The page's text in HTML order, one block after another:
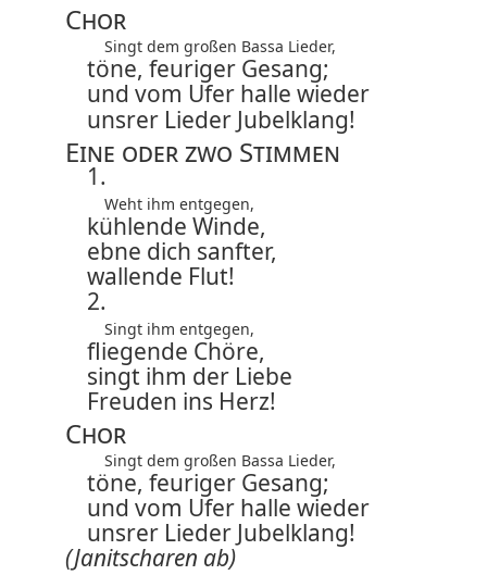
Chor
Singt dem großen Bassa Lieder,
töne, feuriger Gesang;
und vom Ufer halle wieder
unsrer Lieder Jubelklang!
Eine oder zwo Stimmen
1.
Weht ihm entgegen,
kühlende Winde,
ebne dich sanfter,
wallende Flut!
2.
Singt ihm entgegen,
fliegende Chöre,
singt ihm der Liebe
Freuden ins Herz!
Chor
Singt dem großen Bassa Lieder,
töne, feuriger Gesang;
und vom Ufer halle wieder
unsrer Lieder Jubelklang!
(Janitscharen ab)